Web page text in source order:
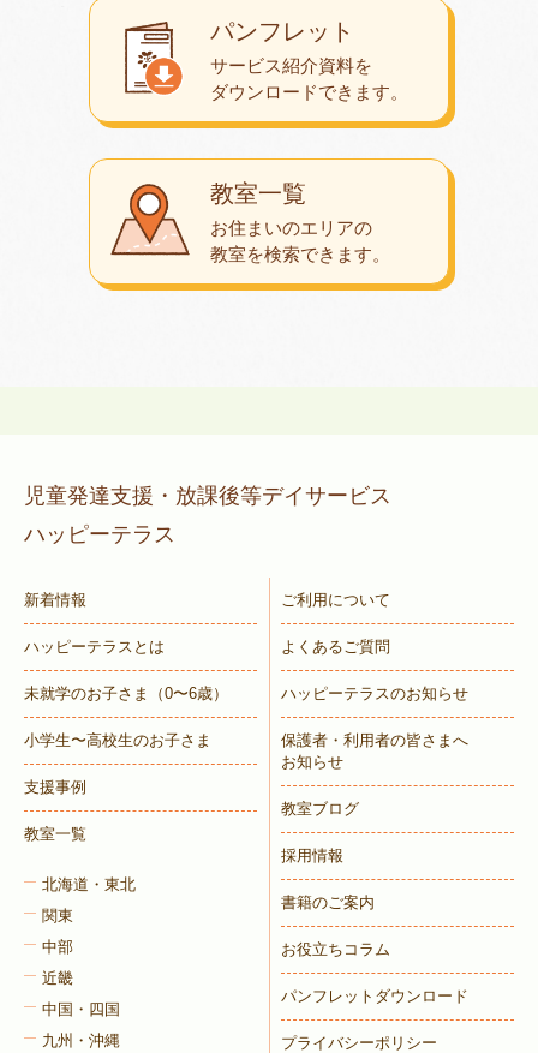
教室一覧
お住まいのエリアの
教室を検索できます。
パンフレット
サービス紹介資料を
ダウンロードできます。
児童発達支援・放課後等デイサービス
ハッピーテラス
新着情報
ハッピーテラスとは
未就学のお子さま （0〜6歳）
小学生〜高校生のお子さま
支援事例
教室一覧
北海道・東北
関東
中部
近畿
中国・四国
九州・沖縄
ご利用について
よくあるご質問
ハッピーテラスのお知らせ
保護者・利用者の皆さまへ
お知らせ
教室ブログ
採用情報
書籍のご案内
お役立ちコラム
パンフレットダウンロード
プライバシーポリシー